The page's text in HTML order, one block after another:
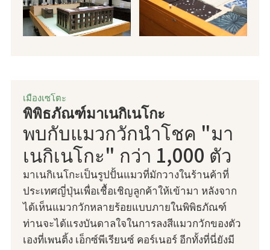
เมืองเซโตะ
พิพิธภัณฑ์มาเนกิเนโกะ
พบกับแมวกวักนำโชค "มา
เนกิเนโกะ" กว่า 1,000 ตัว
มาเนกิเนโกะเป็นรูปปั้นแมวที่มักวางในร้านค้าที่
ประเทศญี่ปุ่นเพื่อเชื้อเชิญลูกค้าให้เข้ามา หลังจาก
ได้เห็นแมวกวักหลายร้อยแบบภายในพิพิธภัณฑ์
ท่านจะได้แรงบันดาลใจในการลงสีแมวกวักของตัว
เองที่เพนติ้ง เอ็กซ์พีเรียนซ์ คอร์เนอร์ อีกทั้งที่นี่ยังมี